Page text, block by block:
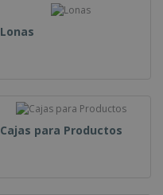
Lonas
Cajas para Productos